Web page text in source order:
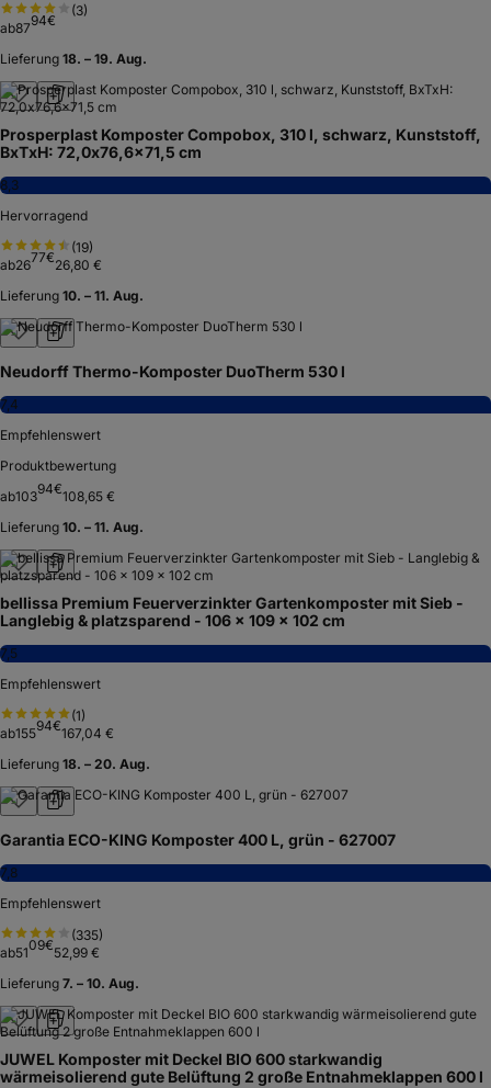
(3)
ab8794€
Lieferung 18. – 19. Aug.
Prosperplast Komposter Compobox, 310 l, schwarz, Kunststoff,
BxTxH: 72,0x76,6x71,5 cm
8,3
Hervorragend
(19)
ab2677€26,80 €
Lieferung 10. – 11. Aug.
Neudorff Thermo-Komposter DuoTherm 530 l
7,4
Empfehlenswert
Produktbewertung
ab10394€108,65 €
Lieferung 10. – 11. Aug.
bellissa Premium Feuerverzinkter Gartenkomposter mit Sieb -
Langlebig & platzsparend - 106 x 109 x 102 cm
7,5
Empfehlenswert
(1)
ab15594€167,04 €
Lieferung 18. – 20. Aug.
Garantia ECO-KING Komposter 400 L, grün - 627007
7,8
Empfehlenswert
(335)
ab5109€52,99 €
Lieferung 7. – 10. Aug.
JUWEL Komposter mit Deckel BIO 600 starkwandig
wärmeisolierend gute Belüftung 2 große Entnahmeklappen 600 l